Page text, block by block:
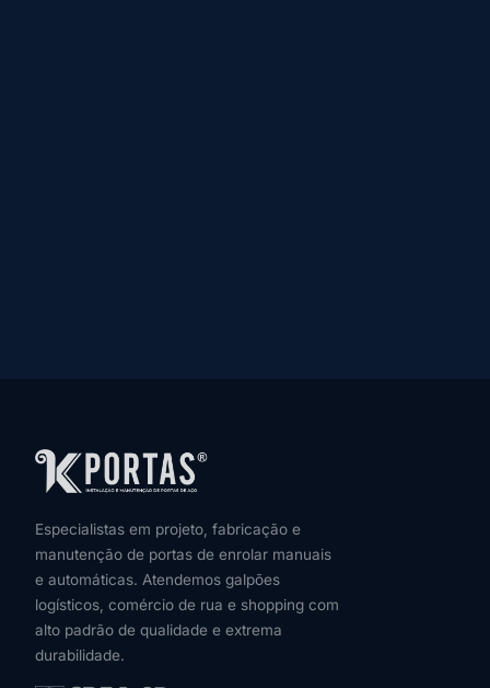
Especialistas em projeto, fabricação e
manutenção de portas de enrolar manuais
e automáticas. Atendemos galpões
logísticos, comércio de rua e shopping com
alto padrão de qualidade e extrema
durabilidade.